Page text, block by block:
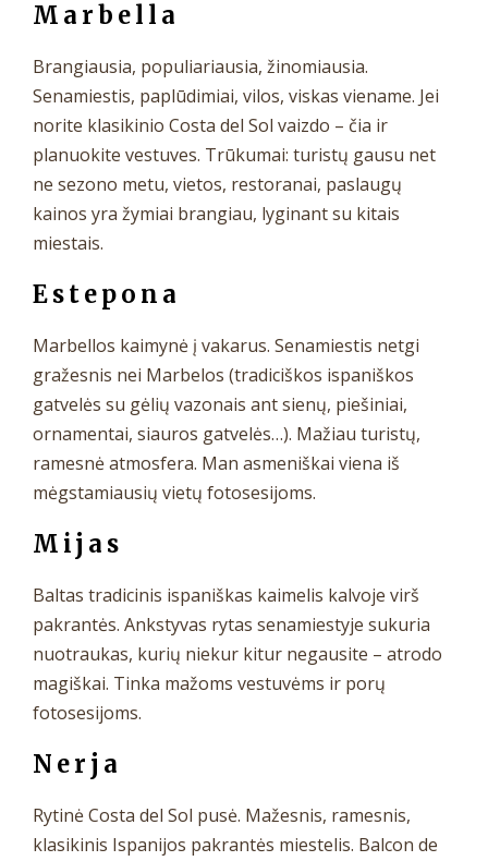
Marbella
Brangiausia, populiariausia, žinomiausia.
Senamiestis, paplūdimiai, vilos, viskas viename. Jei
norite klasikinio Costa del Sol vaizdo – čia ir
planuokite vestuves. Trūkumai: turistų gausu net
ne sezono metu, vietos, restoranai, paslaugų
kainos yra žymiai brangiau, lyginant su kitais
miestais.
Estepona
Marbellos kaimynė į vakarus. Senamiestis netgi
gražesnis nei Marbelos (tradiciškos ispaniškos
gatvelės su gėlių vazonais ant sienų, piešiniai,
ornamentai, siauros gatvelės…). Mažiau turistų,
ramesnė atmosfera. Man asmeniškai viena iš
mėgstamiausių vietų fotosesijoms.
Mijas
Baltas tradicinis ispaniškas kaimelis kalvoje virš
pakrantės. Ankstyvas rytas senamiestyje sukuria
nuotraukas, kurių niekur kitur negausite – atrodo
magiškai. Tinka mažoms vestuvėms ir porų
fotosesijoms.
Nerja
Rytinė Costa del Sol pusė. Mažesnis, ramesnis,
klasikinis Ispanijos pakrantės miestelis. Balcon de